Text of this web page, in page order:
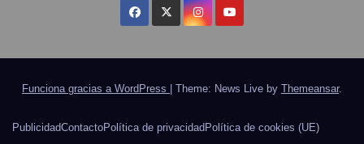
Funciona gracias a WordPress | Theme: News Live by Themeansar.
PublicidadContactoPolítica de privacidad Política de cookies (UE)